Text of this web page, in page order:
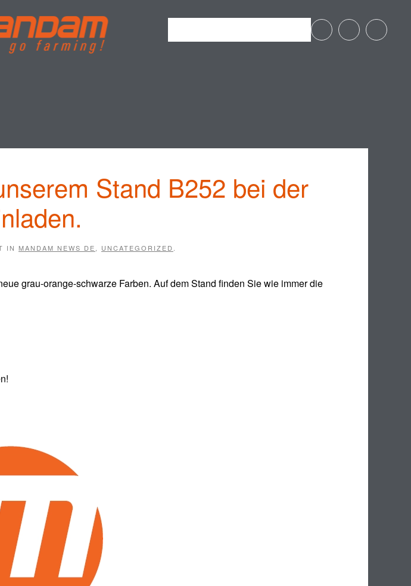
Stand B252 bei der
IN MANDAM NEWS DE UNCATEGORIZED
grau-orange-schwarze Farben. Auf dem Stand finden Sie wie immer die